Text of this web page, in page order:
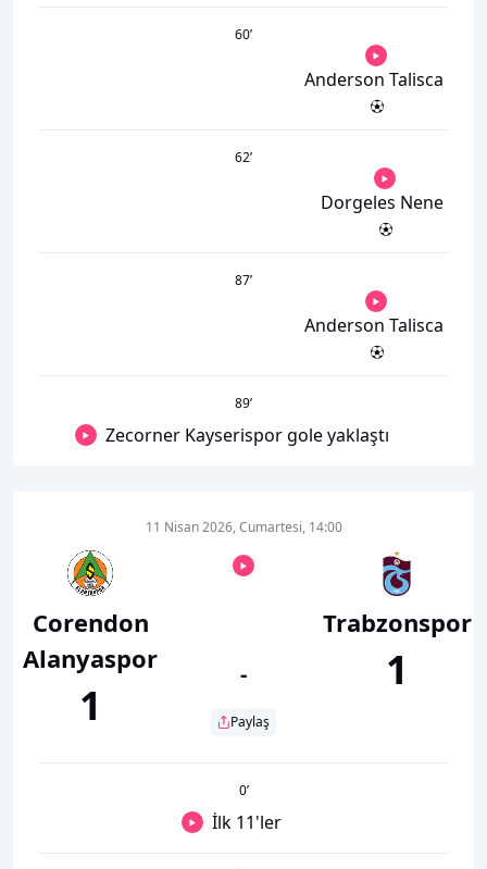
60’
Anderson Talisca
62’
Dorgeles Nene
87’
Anderson Talisca
89’
Zecorner Kayserispor gole yaklaştı
Corendon
Alanyaspor
1
11 Nisan 2026, Cumartesi, 14:00
-
Paylaş
Trabzonspor
1
0’
İlk 11'ler